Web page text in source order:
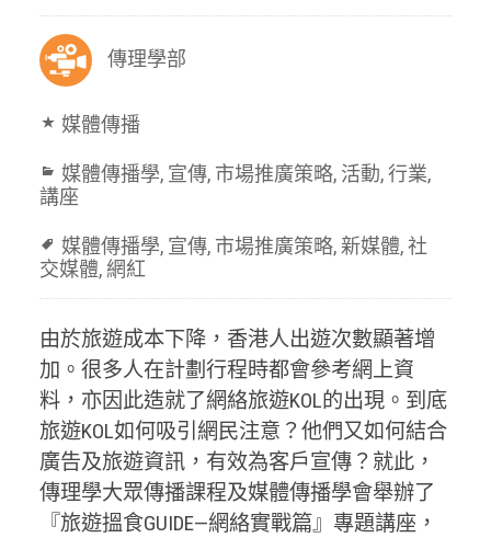
傳理學部
媒體傳播
媒體傳播學, 宣傳, 市場推廣策略, 活動,行業,
講座
媒體傳播學, 宣傳, 市場推廣策略,新媒體,社
交媒體, 網紅
由於旅遊成本下降，香港人出遊次數顯著增
加。很多人在計劃行程時都會參考網上資
料，亦因此造就了網絡旅遊KOL的出現。到底
旅遊KOL如何吸引網民注意？他們又如何結合
廣告及旅遊資訊，有效為客戶宣傳？就此，
傳理學大眾傳播課程及媒體傳播學會舉辦了
『旅遊搵食GUIDE—網絡實戰篇』專題講座，